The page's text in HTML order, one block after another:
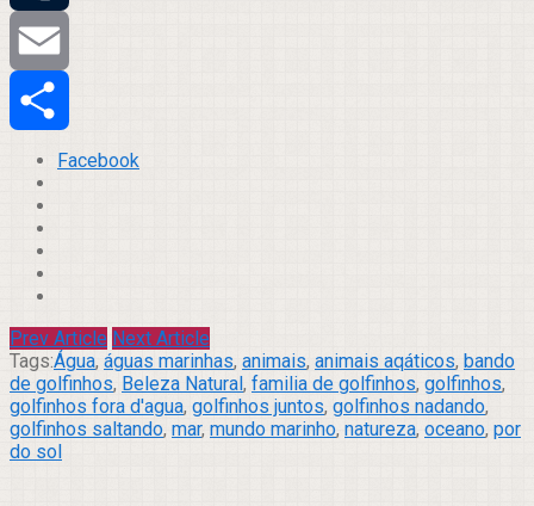
Tumblr
Email
Compartilhar
Facebook
Prev Article Next Article
Tags:Água, águas marinhas, animais, animais aqáticos, bando
de golfinhos, Beleza Natural, familia de golfinhos, golfinhos,
golfinhos fora d'agua, golfinhos juntos, golfinhos nadando,
golfinhos saltando, mar, mundo marinho, natureza, oceano, por
do sol